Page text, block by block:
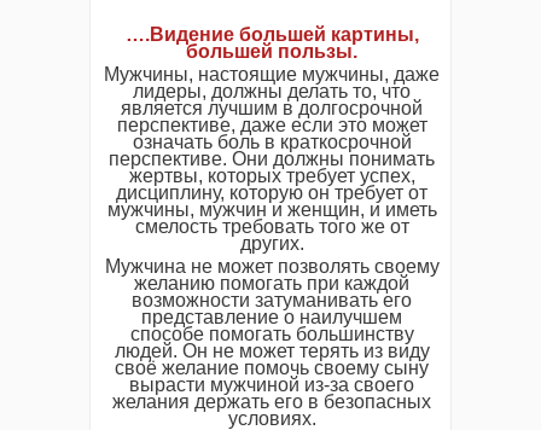
….Видение большей картины,
большей пользы.
Мужчины, настоящие мужчины, даже
лидеры, должны делать то, что
является лучшим в долгосрочной
перспективе, даже если это может
означать боль в краткосрочной
перспективе. Они должны понимать
жертвы, которых требует успех,
дисциплину, которую он требует от
мужчины, мужчин и женщин, и иметь
смелость требовать того же от
других.
Мужчина не может позволять своему
желанию помогать при каждой
возможности затуманивать его
представление о наилучшем
способе помогать большинству
людей. Он не может терять из виду
своё желание помочь своему сыну
вырасти мужчиной из-за своего
желания держать его в безопасных
условиях.